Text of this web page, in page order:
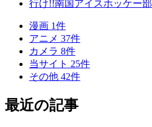
行け!!南国アイスホッケー部
漫画 1件
アニメ 37件
カメラ 8件
当サイト 25件
その他 42件
最近の記事